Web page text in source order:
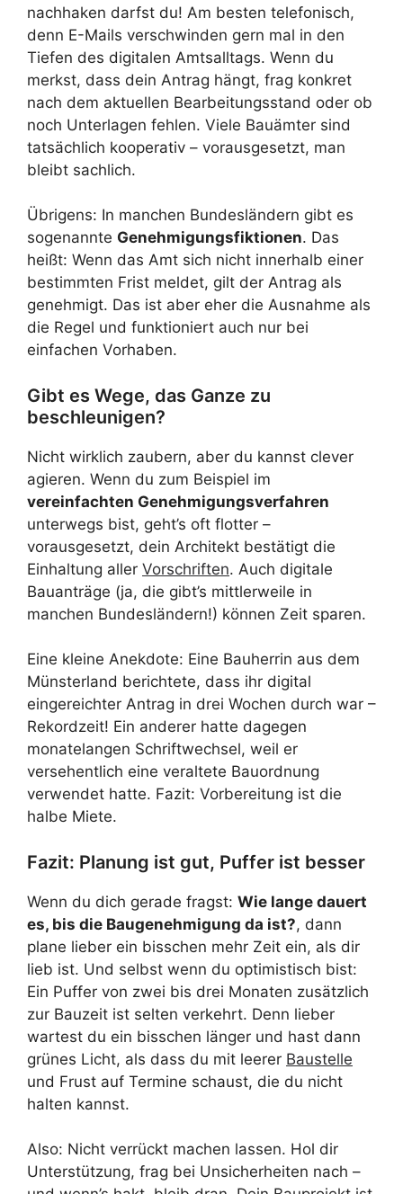
nachhaken darfst du! Am besten telefonisch,
denn E-Mails verschwinden gern mal in den
Tiefen des digitalen Amtsalltags. Wenn du
merkst, dass dein Antrag hängt, frag konkret
nach dem aktuellen Bearbeitungsstand oder ob
noch Unterlagen fehlen. Viele Bauämter sind
tatsächlich kooperativ – vorausgesetzt, man
bleibt sachlich.
Übrigens: In manchen Bundesländern gibt es
sogenannte Genehmigungsfiktionen. Das
heißt: Wenn das Amt sich nicht innerhalb einer
bestimmten Frist meldet, gilt der Antrag als
genehmigt. Das ist aber eher die Ausnahme als
die Regel und funktioniert auch nur bei
einfachen Vorhaben.
Gibt es Wege, das Ganze zu
beschleunigen?
Nicht wirklich zaubern, aber du kannst clever
agieren. Wenn du zum Beispiel im
vereinfachten Genehmigungsverfahren
unterwegs bist, geht’s oft flotter –
vorausgesetzt, dein Architekt bestätigt die
Einhaltung aller Vorschriften. Auch digitale
Bauanträge (ja, die gibt’s mittlerweile in
manchen Bundesländern!) können Zeit sparen.
Eine kleine Anekdote: Eine Bauherrin aus dem
Münsterland berichtete, dass ihr digital
eingereichter Antrag in drei Wochen durch war –
Rekordzeit! Ein anderer hatte dagegen
monatelangen Schriftwechsel, weil er
versehentlich eine veraltete Bauordnung
verwendet hatte. Fazit: Vorbereitung ist die
halbe Miete.
Fazit: Planung ist gut, Puffer ist besser
Wenn du dich gerade fragst: Wie lange dauert
es, bis die Baugenehmigung da ist?, dann
plane lieber ein bisschen mehr Zeit ein, als dir
lieb ist. Und selbst wenn du optimistisch bist:
Ein Puffer von zwei bis drei Monaten zusätzlich
zur Bauzeit ist selten verkehrt. Denn lieber
wartest du ein bisschen länger und hast dann
grünes Licht, als dass du mit leerer Baustelle
und Frust auf Termine schaust, die du nicht
halten kannst.
Also: Nicht verrückt machen lassen. Hol dir
Unterstützung, frag bei Unsicherheiten nach –